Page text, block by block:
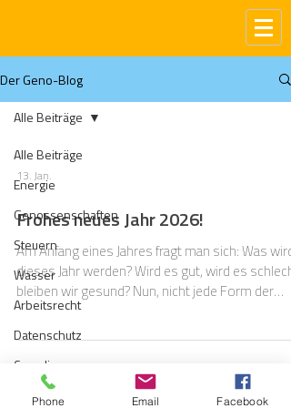
Der Geno-Blog
Alle Beiträge
Energie
Genossenschaften
Steuern
Wasser
Arbeitsrecht
Datenschutz
Compliance
Gas
Alle Beiträge
13. Jan.
Frohes neues Jahr 2026!
Am Anfang eines Jahres fragt man sich: Was wird
dieses Jahr werden? Wird es gut, wird es schlecht,
bleiben wir gesund? Nun, nicht jede Form der
Vorhersage für das nächste Jahr ist gleich
wissenschaftlich. Bleigießen rangiert da
der Basis von Fakten und wissenschaftlichen
Modellen sollten akkurater sein. Und wir als BBH-
Phone Email Facebook